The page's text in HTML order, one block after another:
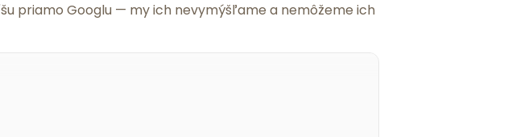
priamo Googlu — my ich nevymýšľame a nemôžeme ich